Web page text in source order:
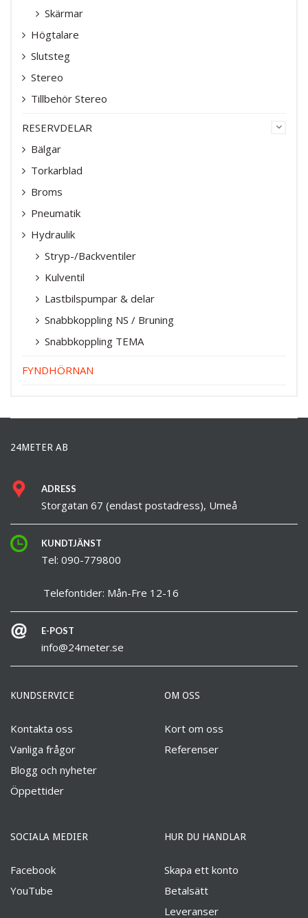
Skärmar
Högtalare
Slutsteg
Stereo
Tillbehör Stereo
RESERVDELAR
Bälgar
Torkarblad
Broms
Pneumatik
Hydraulik
Stryp-/Backventiler
Kulventil
Lastbilspumpar & delar
Snabbkoppling NS / Bruning
Snabbkoppling TEMA
FYNDHÖRNAN
24METER AB
ADRESS
Storgatan 67 (endast postadress), Umeå
KUNDTJÄNST
Tel: 090-779800
Telefontider: Mån-Fre 12-16
E-POST
info@24meter.se
KUNDSERVICE
Kontakta oss
Vanliga frågor
Blogg och nyheter
Öppettider
OM OSS
Kort om oss
Referenser
SOCIALA MEDIER
Facebook
YouTube
HUR DU HANDLAR
Skapa ett konto
Betalsätt
Leveranser